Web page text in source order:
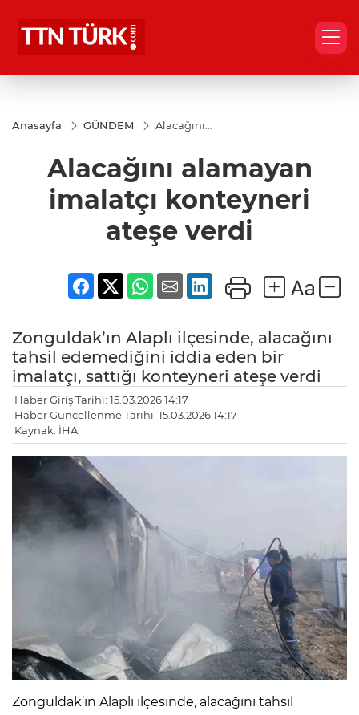
Anasayfa GÜNDEM
Alacağını
konteyneri
ateşe verdi
Alacağını alamayan
imalatçı konteyneri
ateşe verdi
Zonguldak’ın Alaplı ilçesinde, alacağını
tahsil edemediğini iddia eden bir
imalatçı, sattığı konteyneri ateşe verdi
Haber Giriş Tarihi: 15.03.2026 14:17
Haber Güncellenme Tarihi: 15.03.2026 14:17
Kaynak: İHA
Zonguldak’ın Alaplı ilçesinde, alacağını tahsil